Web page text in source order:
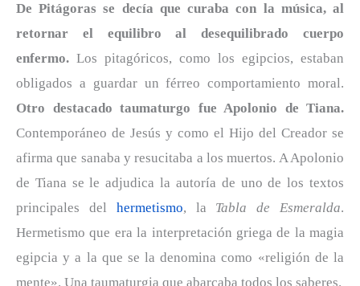
De Pitágoras se decía que curaba con la música, al
retornar el equilibro al desequilibrado cuerpo
enfermo. Los pitagóricos, como los egipcios, estaban
obligados a guardar un férreo comportamiento moral.
Otro destacado taumaturgo fue Apolonio de Tiana.
Contemporáneo de Jesús y como el Hijo del Creador se
afirma que sanaba y resucitaba a los muertos. A Apolonio
de Tiana se le adjudica la autoría de uno de los textos
principales del hermetismo, la Tabla de Esmeralda.
Hermetismo que era la interpretación griega de la magia
egipcia y a la que se la denomina como «religión de la
mente». Una taumaturgia que abarcaba todos los saberes.